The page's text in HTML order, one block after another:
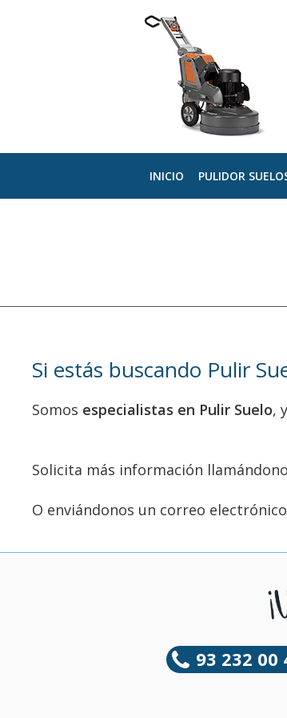
INICIO PULIDOR
Si estás buscando Pulir
Somos especialistas en Pulir Suelo,
Solicita más información
O enviándonos un correo
93 232 00